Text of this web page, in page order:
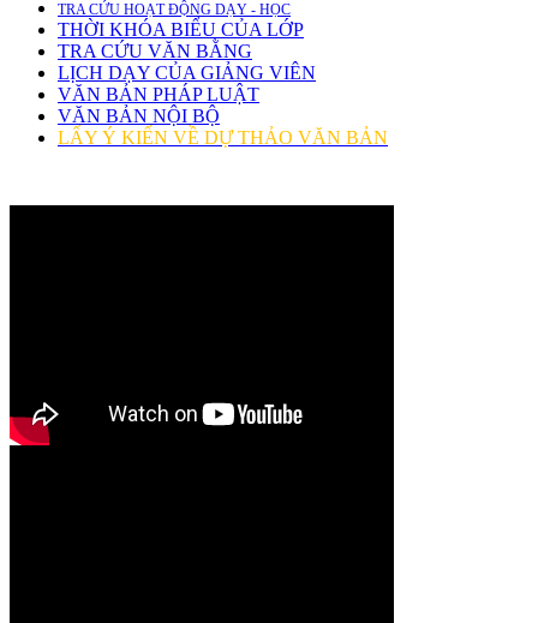
TRA CỨU HOẠT ĐỘNG DẠY - HỌC
THỜI KHÓA BIỂU CỦA LỚP
TRA CỨU VĂN BẰNG
LỊCH DẠY CỦA GIẢNG VIÊN
VĂN BẢN PHÁP LUẬT
VĂN BẢN NỘI BỘ
LẤY Ý KIẾN VỀ DỰ THẢO VĂN BẢN